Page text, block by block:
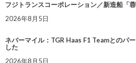
フジトランスコーポレーション／新造船「
2026年8月5日
ネバーマイル：TGR Haas F1 Teamとのパ
した
2026年8月5日